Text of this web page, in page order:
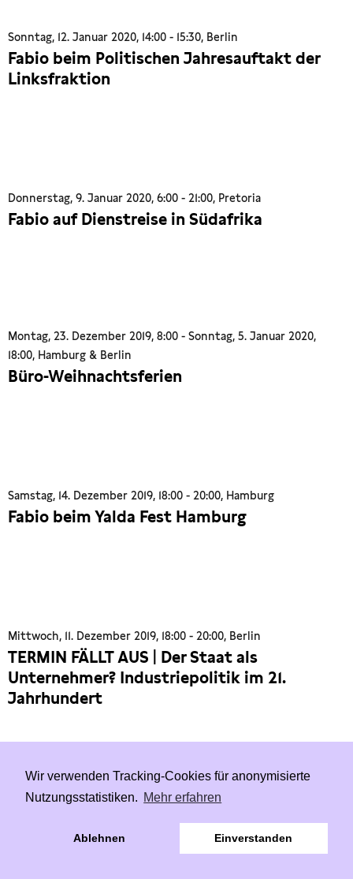
Wir verwenden Tracking-Cookies für anonymisierte
Nutzungsstatistiken. Mehr erfahren
Ablehnen Einverstanden
Sonntag, 12. Januar 2020, 14:00 - 15:30, Berlin
Fabio beim Politischen Jahresauftakt der
Linksfraktion
Donnerstag, 9. Januar 2020, 6:00 - 21:00, Pretoria
Fabio auf Dienstreise in Südafrika
Montag, 23. Dezember 2019, 8:00 - Sonntag, 5. Januar 2020,
18:00, Hamburg & Berlin
Büro-Weihnachtsferien
Samstag, 14. Dezember 2019, 18:00 - 20:00, Hamburg
Fabio beim Yalda Fest Hamburg
Mittwoch, 11. Dezember 2019, 18:00 - 20:00, Berlin
TERMIN FÄLLT AUS | Der Staat als
Unternehmer? Industriepolitik im 21.
Jahrhundert
Treffen mit Delegation der
Nationalversammlung Südafrikas